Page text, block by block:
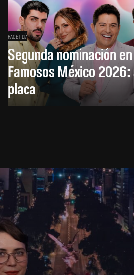
HACE 1 DÍA
Segunda nominación
Famosos México
placa